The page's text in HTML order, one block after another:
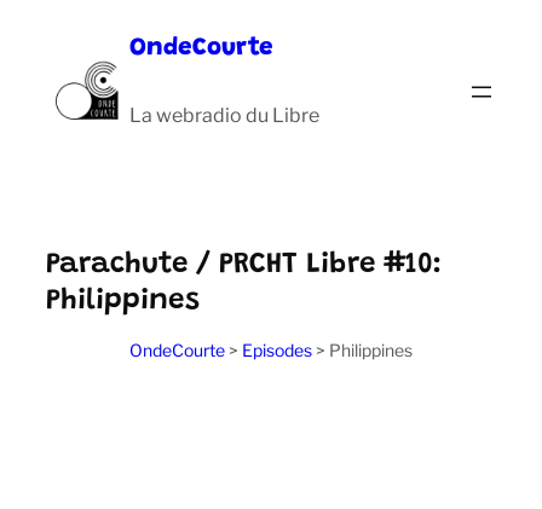
contenu
OndeCourte
La webradio du Libre
Parachute / PRCHT Libre #10:
Philippines
OndeCourte > Episodes > Philippines